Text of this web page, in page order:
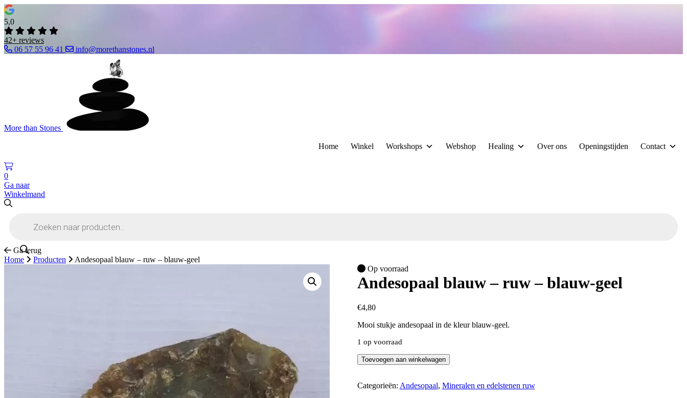
5,0
42+ reviews
06 57 55 96 41
info@morethanstones.nl
More than Stones
Home Winkel Workshops Webshop Healing Over ons Openingstijden Contact
0
Ga naar
Winkelmand
Ga terug
Home
Producten
Andesopaal blauw – ruw – blauw-geel
Op voorraad
Andesopaal blauw – ruw – blauw-geel
€4,80
Mooi stukje andesopaal in de kleur blauw-geel.
1 op voorraad
Andesopaal
blauw
ruw
Toevoegen aan winkelwagen
Categorieën: Andesopaal, Mineralen en edelstenen ruw